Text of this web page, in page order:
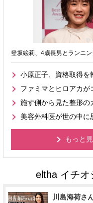
登坂絵莉、4歳長男とランニ
小原正子、資格取得を
ファミマとヒロアカが
施す側から見た整形の
美容外科医が世の中に
もっと
川島海荷さ